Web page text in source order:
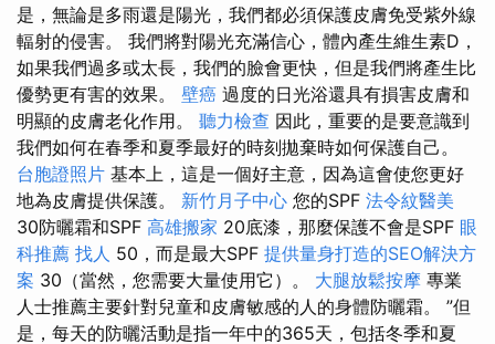
是，無論是多雨還是陽光，我們都必須保護皮膚免受紫外線
輻射的侵害。 我們將對陽光充滿信心，體內產生維生素D，
如果我們過多或太長，我們的臉會更快，但是我們將產生比
優勢更有害的效果。 壁癌 過度的日光浴還具有損害皮膚和
明顯的皮膚老化作用。 聽力檢查 因此，重要的是要意識到
我們如何在春季和夏季最好的時刻拋棄時如何保護自己。
台胞證照片 基本上，這是一個好主意，因為這會使您更好
地為皮膚提供保護。 新竹月子中心 您的SPF 法令紋醫美
30防曬霜和SPF 高雄搬家 20底漆，那麼保護不會是SPF 眼
科推薦 找人 50，而是最大SPF 提供量身打造的SEO解決方
案 30（當然，您需要大量使用它）。 大腿放鬆按摩 專業
人士推薦主要針對兒童和皮膚敏感的人的身體防曬霜。 ”但
是，每天的防曬活動是指一年中的365天，包括冬季和夏